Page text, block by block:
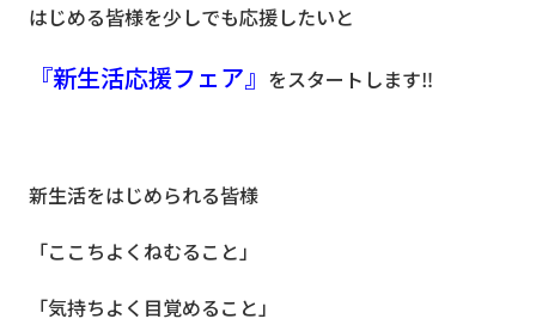
はじめる皆様を少しでも応援したいと
『新生活応援フェア』 をスタートします‼
新生活をはじめられる皆様
「ここちよくねむること」
「気持ちよく目覚めること」